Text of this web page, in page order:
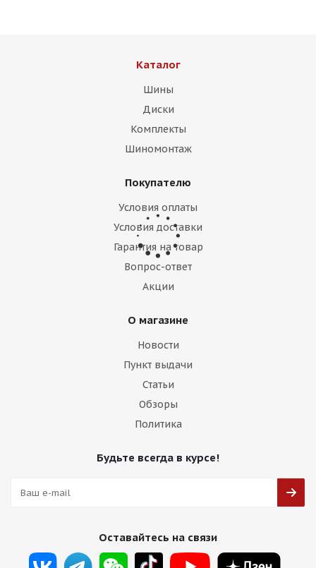
Подробнее
WH Wheels TF367 10j-20 5*120 ET42 d74,1 GM
Подробнее
Machined (BP)
Каталог
Шины
Диски
Комплекты
Шиномонтаж
Покупателю
Условия оплаты
Условия доставки
Гарантия на товар
Вопрос-ответ
Акции
О магазине
Новости
Пункт выдачи
Статьи
Обзоры
Политика
Будьте всегда в курсе!
Оставайтесь на связи